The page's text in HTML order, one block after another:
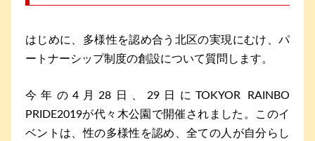
はじめに、多様性を認め合う北区の実現にむけ、パ
ートナーシップ制度の創設について質問します。
今年の4月28日、29日にTOKYOR RAINBO
PRIDE2019が代々木公園で開催されました。このイ
ベントは、性の多様性を認め、全ての人が自分らし